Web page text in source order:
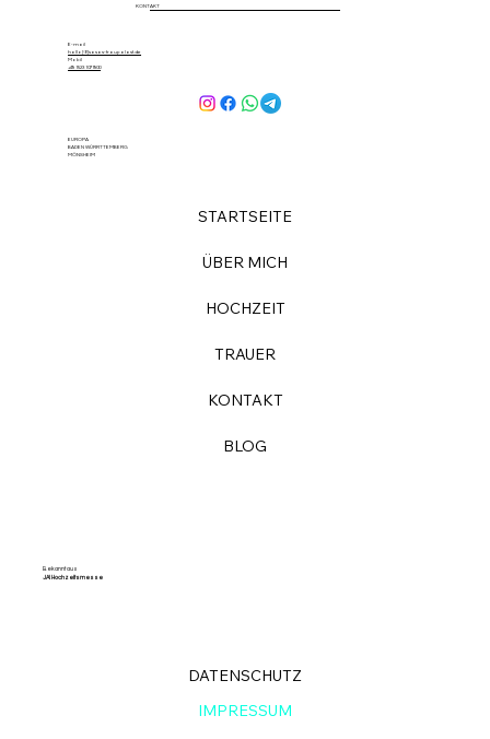
KONTAKT
E-mail
hallo[@]sasas-traupalast.de
Mobil
+49 1523 1071900
EUROPA
BADEN WÜRRTTEMBERG
MÖNSHEIM
STARTSEITE
ÜBER MICH
HOCHZEIT
TRAUER
KONTAKT
BLOG
Bekannt aus
JA! Hochzeitsmesse
DATENSCHUTZ
IMPRESSUM